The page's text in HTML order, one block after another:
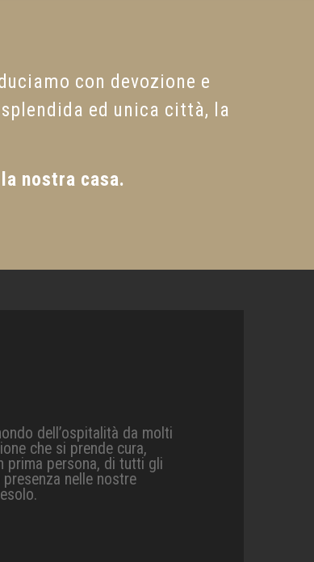
con devozione e
ed unica città, la
nostra casa.
dell’ospitalità da molti
che si prende cura,
prima persona, di tutti gli
nelle nostre